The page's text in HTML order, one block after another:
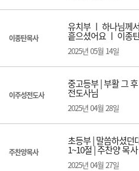
이종탄목사
유치부 ㅣ 하나님께
흩으셨어요 ㅣ 이종
2025년 05월 14일
이주성전도사
중고등부 | 부활 그
전도사님
2025년 04월 28일
주찬양목사
초등부 | 말씀하셨던
1~10절 | 주찬양 목사
2025년 04월 27일